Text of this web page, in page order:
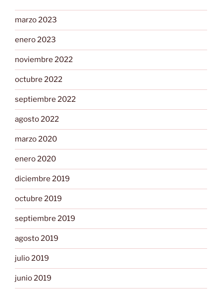
marzo 2023
enero 2023
noviembre 2022
octubre 2022
septiembre 2022
agosto 2022
marzo 2020
enero 2020
diciembre 2019
octubre 2019
septiembre 2019
agosto 2019
julio 2019
junio 2019